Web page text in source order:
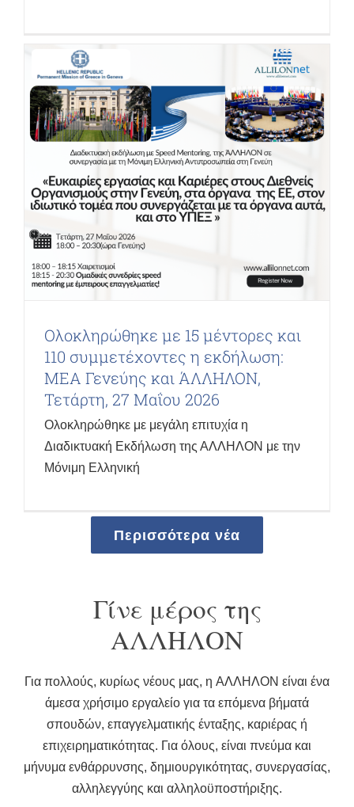
Ολοκληρώθηκε με 15 μέντορες και
110 συμμετέχοντες η εκδήλωση:
ΜΕΑ Γενεύης και ΆΛΛΗΛΟΝ,
Τετάρτη, 27 Μαΐου 2026
Ολοκληρώθηκε με μεγάλη επιτυχία η
Διαδικτυακή Εκδήλωση της ΑΛΛΗΛΟΝ με την
Μόνιμη Ελληνική
Περισσότερα νέα
Γίνε μέρος της
ΑΛΛΗΛΟΝ
Για πολλούς, κυρίως νέους μας, η AΛΛΗΛΟΝ είναι ένα
άμεσα χρήσιμο εργαλείο για τα επόμενα βήματά
σπουδών, επαγγελματικής ένταξης, καριέρας ή
επιχειρηματικότητας. Για όλους, είναι πνεύμα και
μήνυμα ενθάρρυνσης, δημιουργικότητας, συνεργασίας,
αλληλεγγύης και αλληλοϋποστήριξης.